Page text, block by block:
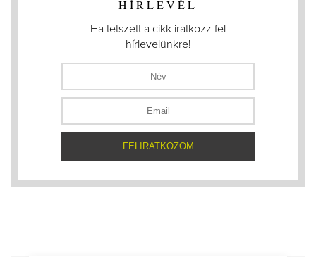
HÍRLEVÉL
Ha tetszett a cikk iratkozz fel
hírlevelünkre!